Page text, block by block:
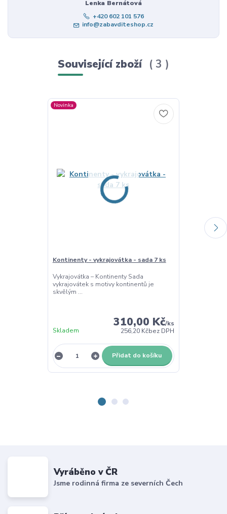
Lenka Bernátová
+420 602 101 576
info@zabavditeshop.cz
Související zboží 3
Novinka
Kontinenty - vykrajovátka - sada 7 ks
Vykrajovátka – Kontinenty Sada
vykrajovátek s motivy kontinentů je
skvělým ...
310,00 Kč/ks
256,20 Kčbez DPH
Skladem
Přidat do košíku
Vyráběno v ČR
Jsme rodinná firma ze severních Čech